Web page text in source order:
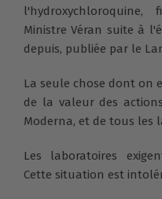
Ministre Véran suite à
depuis, publiée par le
La seule chose dont on
de la valeur des
Moderna, et de tous les
Les laboratoires
Cette situation est